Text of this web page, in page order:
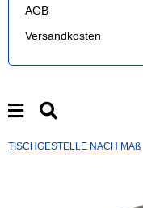
AGB
Versandkosten
TISCHGESTELLE NACH MAß